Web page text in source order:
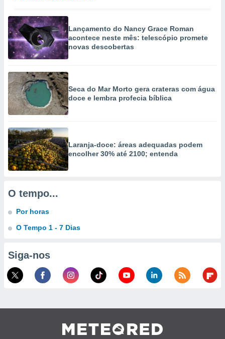
de
1199
Lançamento do Nancy Grace Roman
acontece neste mês: telescópio promete
novas descobertas
Seca do Mar Morto gera crateras com água
doce e lembra profecia bíblica
Laranja-doce: áreas adequadas podem
encolher 30% até 2100; entenda
O tempo...
Por horas
O Tempo 1 - 7 Dias
Siga-nos